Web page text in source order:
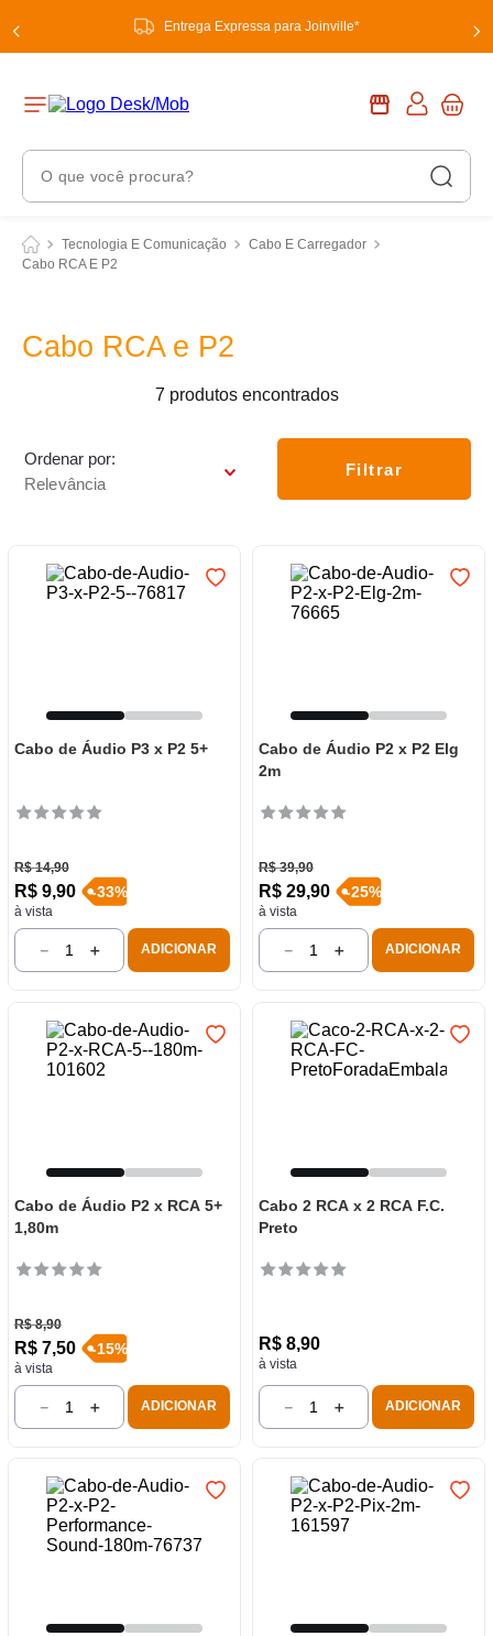
Entrega Expressa para Joinville*
O que você procura?
Tecnologia E Comunicação
Cabo E Carregador
Cabo RCA E P2
Cabo RCA e P2
7 produtos
Ordenar por
Relevância
Filtrar
Cabo de Áudio P3 x P2 5+
R$ 14,90
R$ 9,90
à vista
-33%
＋
－ ADICIONAR
Cabo de Áudio P2 x P2 Elg
2m
R$ 39,90
R$ 29,90
à vista
-25%
＋
－ ADICIONAR
Cabo de Áudio P2 x RCA 5+
1,80m
R$ 8,90
R$ 7,50
à vista
-15%
＋
－ ADICIONAR
Cabo 2 RCA x 2 RCA F.C.
Preto
R$ 8,90
à vista
＋
－ ADICIONAR
Termos Mais Buscados
3º torneira
garrafa térmica
6º luminária
9º panelas